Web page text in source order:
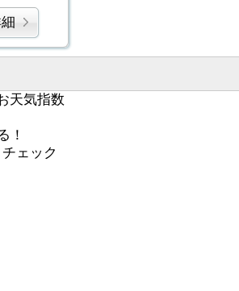
天気指数
！
ェック